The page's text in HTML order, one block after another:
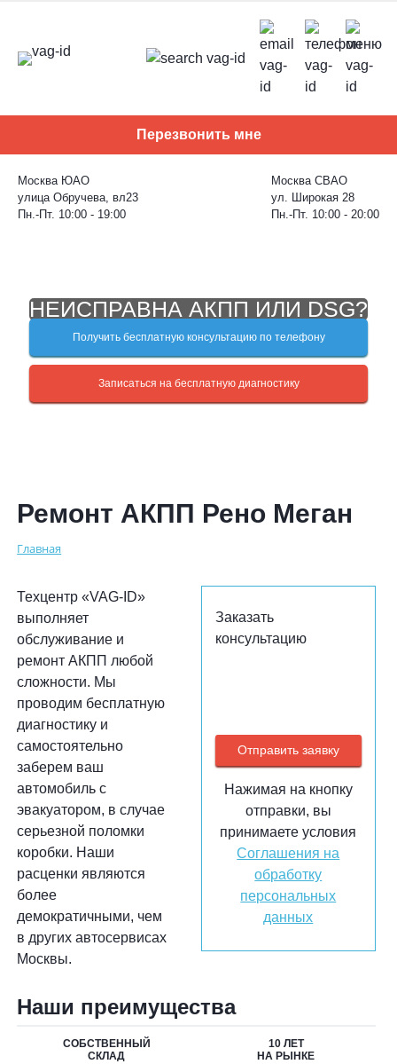
content
Перезвонить мне
Москва ЮАО
улица Обручева, вл23
Пн.-Пт. 10:00 - 19:00
Москва СВАО
ул. Широкая 28
Пн.-Пт. 10:00 - 20:00
НЕИСПРАВНА АКПП ИЛИ DSG?
Получить бесплатную консультацию по телефону
Записаться на бесплатную диагностику
Ремонт АКПП Рено Меган
Главная
Техцентр «VAG-ID»
выполняет
обслуживание и
ремонт АКПП любой
сложности. Мы
проводим бесплатную
диагностику и
самостоятельно
заберем ваш
автомобиль с
эвакуатором, в случае
серьезной поломки
коробки. Наши
расценки являются
более
демократичными, чем
в других автосервисах
Москвы.
Заказать
консультацию
Нажимая на кнопку
отправки, вы
принимаете условия
Соглашения на
обработку
персональных
данных
Наши преимущества
СОБСТВЕННЫЙ
СКЛАД
10 ЛЕТ
НА РЫНКЕ